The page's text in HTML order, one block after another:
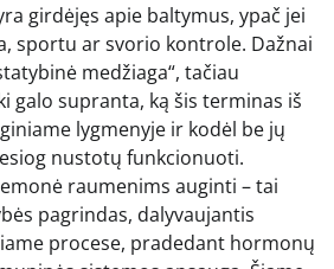
girdėjęs apie baltymus, ypač jei
sportu ar svorio kontrole. Dažnai
medžiaga“, tačiau
galo supranta, ką šis terminas iš
lygmenyje ir kodėl be jų
nustotų funkcionuoti.
raumenims auginti – tai
pagrindas, dalyvaujantis
procese, pradedant hormonų